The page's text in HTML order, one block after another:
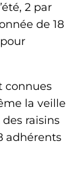
2 par
de 18
connues
la veille
raisins
adhérents